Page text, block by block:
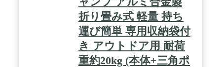
折り畳み式 軽量 持ち
運び簡単 専用収納袋付
き アウトドア用 耐荷
重約20kg (本体+三角ポ